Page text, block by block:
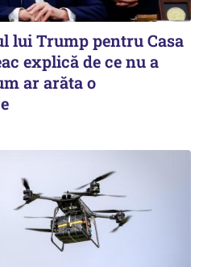
lui Trump pentru Casa
explică de ce nu a
ar arăta o